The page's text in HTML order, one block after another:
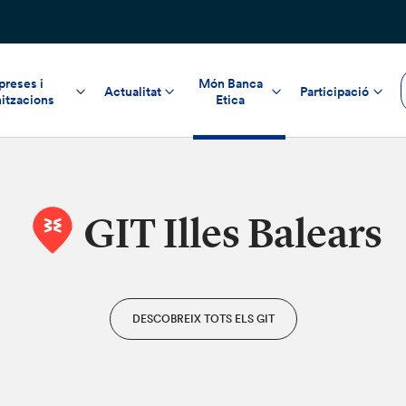
i
Actualitat
Món Banca
Etica
Participació
GIT Illes Balears
DESCOBREIX TOTS ELS GIT